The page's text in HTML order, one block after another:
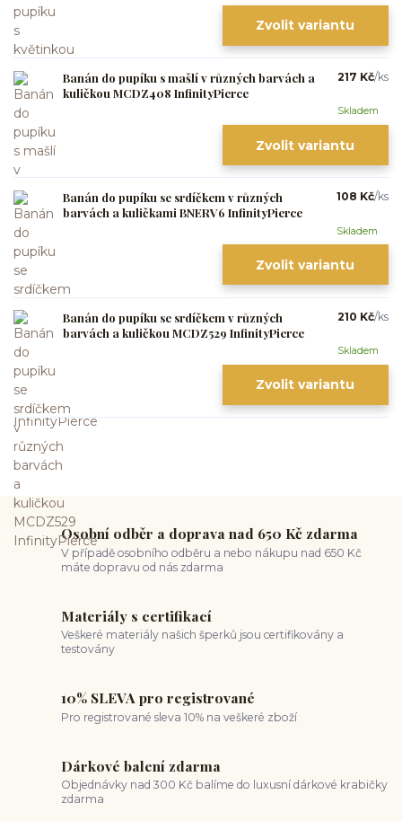
Zvolit variantu
Banán do pupíku s mašlí v různých barvách a
kuličkou MCDZ408 InfinityPierce
217 Kč/ks
Skladem
Zvolit variantu
Banán do pupíku se srdíčkem v různých
barvách a kuličkami BNERV6 InfinityPierce
108 Kč/ks
Skladem
Zvolit variantu
Banán do pupíku se srdíčkem v různých
barvách a kuličkou MCDZ529 InfinityPierce
210 Kč/ks
Skladem
Zvolit variantu
Osobní odběr a doprava nad 650 Kč zdarma
V případě osobního odběru a nebo nákupu nad 650 Kč
máte dopravu od nás zdarma
Materiály s certifikací
Veškeré materiály našich šperků jsou certifikovány a
testovány
10% SLEVA pro registrované
Pro registrované sleva 10% na veškeré zboží
Dárkové balení zdarma
Objednávky nad 300 Kč balíme do luxusní dárkové krabičky
zdarma